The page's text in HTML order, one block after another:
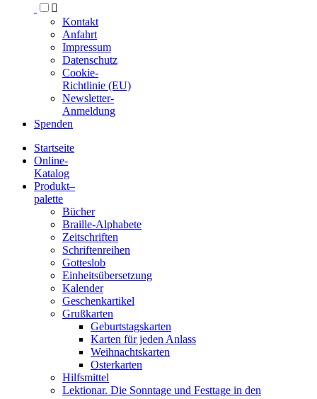

Kontakt
Anfahrt
Impressum
Datenschutz
Cookie-
Richtlinie (EU)
Newsletter-
Anmeldung
Spenden
Blindenschrift-
Verlag
Druckerei
gGmbH
Startseite
Online-
Katalog
Produkt–
palette
Bücher
Braille-Alphabete
Zeitschriften
Schriftenreihen
Gotteslob
Einheitsübersetzung
Kalender
Geschenkartikel
Grußkarten
Geburtstagskarten
Karten für jeden Anlass
Weihnachtskarten
Osterkarten
Hilfsmittel
Lektionar. Die Sonntage und Festtage in den